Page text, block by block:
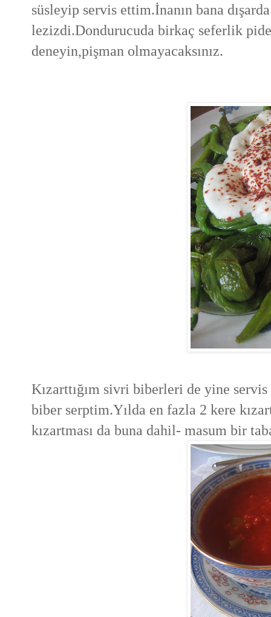
süsleyip servis ettim.İnanın bana
lezizdi.Dondurucuda birkaç seferlik
deneyin,pişman olmayacaksınız.
Kızarttığım sivri biberleri de yine servis
biber serptim.Yılda en fazla 2 kere
kızartması da buna dahil- masum bir